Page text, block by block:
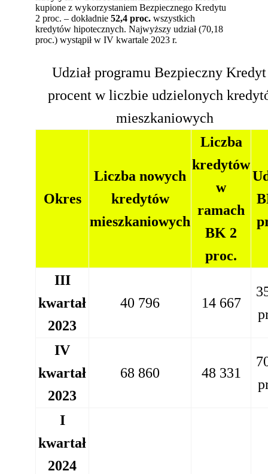
kupione z wykorzystaniem Bezpiecznego Kredytu
2 proc. – dokładnie52,4 proc. wszystkich
kredytów hipotecznych. Najwyższy udział (70,18
proc.) wystąpił w IV kwartale 2023 r.
Udział programu Bezpieczny
procent w liczbie udzielonych
mieszkaniowych
Okres
Liczba nowych
kredytów
mieszkaniowych
Liczba
kredytów
w
ramach
BK 2
proc.
III
kwartał
2023
40 796 14 667
IV
kwartał
2023
68 860 48 331
I
kwartał
2024